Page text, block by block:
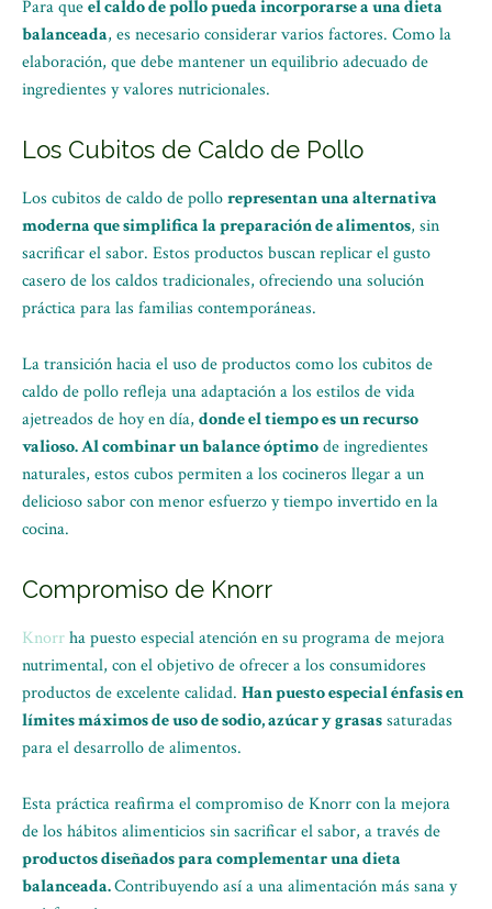
Para queel caldo de pollo pueda incorporarse a una dieta
balanceada, es necesario considerar varios factores. Como la
elaboración, que debe mantener un equilibrio adecuado de
ingredientes y valores nutricionales.
Los Cubitos de Caldo de Pollo
Los cubitos de caldo de pollorepresentan una alternativa
moderna que simplifica la preparación de alimentos, sin
sacrificar el sabor. Estos productos buscan replicar el gusto
casero de los caldos tradicionales, ofreciendo una solución
práctica para las familias contemporáneas.
La transición hacia el uso de productos como los cubitos de
caldo de pollo refleja una adaptación a los estilos de vida
ajetreados de hoy en día, donde el tiempo es un recurso
valioso. Al combinar un balance óptimode ingredientes
naturales, estos cubos permiten a los cocineros llegar a un
delicioso sabor con menor esfuerzo y tiempo invertido en la
cocina.
Compromiso de Knorr
Knorrha puesto especial atención en su programa de mejora
nutrimental, con el objetivo de ofrecer a los consumidores
productos de excelente calidad. Han puesto especial énfasis en
límites máximos de uso de sodio, azúcar y grasassaturadas
para el desarrollo de alimentos.
Esta práctica reafirma el compromiso de Knorr con la mejora
de los hábitos alimenticios sin sacrificar el sabor, a través de
productos diseñados para complementar una dieta
balanceada.Contribuyendo así a una alimentación más sana y